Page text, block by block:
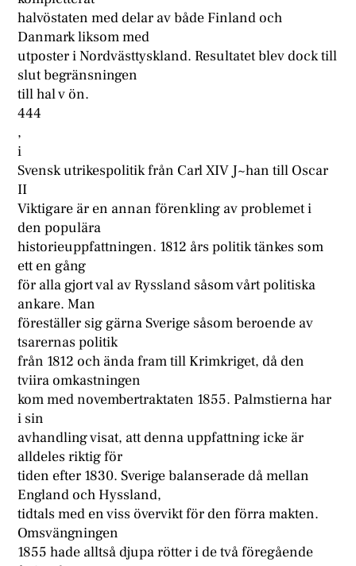
halvöstaten med delar av både Finland och
Danmark liksom med
utposter i Nordvästtyskland. Resultatet blev dock till
slut begränsningen
till hal v ön.
444
,
i
Svensk utrikespolitik från Carl XIV J~han till Oscar
II
Viktigare är en annan förenkling av problemet i
den populära
historieuppfattningen. 1812 års politik tänkes som
ett en gång
för alla gjort val av Ryssland såsom vårt politiska
ankare. Man
föreställer sig gärna Sverige såsom beroende av
tsarernas politik
från 1812 och ända fram till Krimkriget, då den
tviira omkastningen
kom med novembertraktaten 1855. Palmstierna har
i sin
avhandling visat, att denna uppfattning icke är
alldeles riktig för
tiden efter 1830. Sverige balanserade då mellan
England och Hyssland,
tidtals med en viss övervikt för den förra makten.
Omsvängningen
1855 hade alltså djupa rötter i de två föregående